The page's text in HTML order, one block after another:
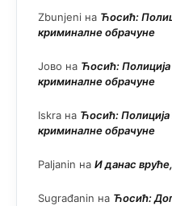
Zbunjeni на Ћосић:
криминалне обрачуне
Јово на Ћосић:
криминалне обрачуне
Iskra на Ћосић: Полиција
криминалне обрачуне
Paljanin на И данас
Sugrađanin на Ћосић: